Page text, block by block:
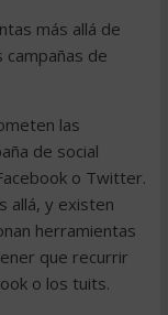
más allá de
de
las
de social
o Twitter.
allá, y existen
herramientas
que recurrir
o los tuits.